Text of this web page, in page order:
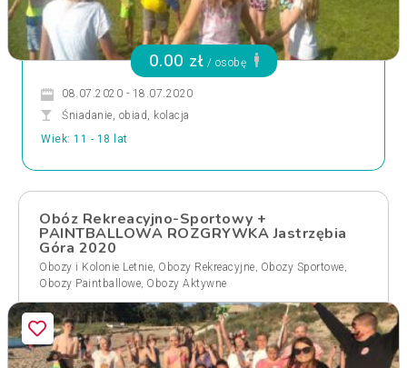
0.00 zł / osobę
08.07.2020 - 18.07.2020
Śniadanie, obiad, kolacja
Wiek: 11 - 18 lat
Obóz Rekreacyjno-Sportowy +
PAINTBALLOWA ROZGRYWKA Jastrzębia
Góra 2020
Obozy i Kolonie Letnie, Obozy Rekreacyjne, Obozy Sportowe,
Obozy Paintballowe, Obozy Aktywne